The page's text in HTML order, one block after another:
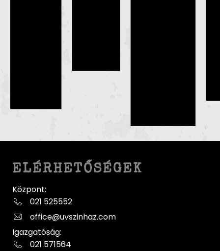
ELÉRHETŐSÉGEK
Központ:
021 525552
office@uvszinhaz.com
Igazgatóság:
021 571564